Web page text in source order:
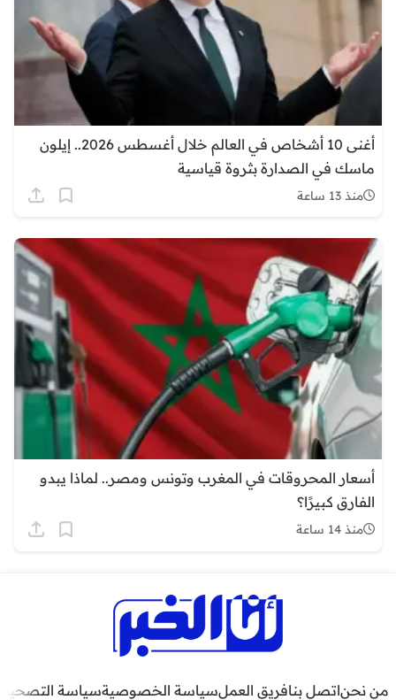
أغنى 10 أشخاص في العالم خلال أغسطس 2026.. إيلون
ماسك في الصدارة بثروة قياسية
منذ 13 ساعة
أسعار المحروقات في المغرب وتونس ومصر.. لماذا يبدو
الفارق كبيرًا؟
منذ 14 ساعة
من نحناتصل بنافريق العملسياسة الخصوصيةسياسة التصحيح